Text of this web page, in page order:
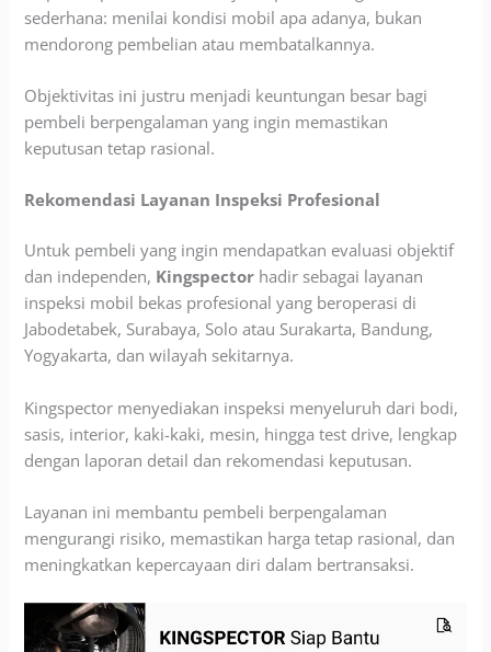
sederhana: menilai kondisi mobil apa adanya, bukan
mendorong pembelian atau membatalkannya.
Objektivitas ini justru menjadi keuntungan besar bagi
pembeli berpengalaman yang ingin memastikan
keputusan tetap rasional.
Rekomendasi Layanan Inspeksi Profesional
Untuk pembeli yang ingin mendapatkan evaluasi objektif
dan independen, Kingspector hadir sebagai layanan
inspeksi mobil bekas profesional yang beroperasi di
Jabodetabek, Surabaya, Solo atau Surakarta, Bandung,
Yogyakarta, dan wilayah sekitarnya.
Kingspector menyediakan inspeksi menyeluruh dari bodi,
sasis, interior, kaki-kaki, mesin, hingga test drive, lengkap
dengan laporan detail dan rekomendasi keputusan.
Layanan ini membantu pembeli berpengalaman
mengurangi risiko, memastikan harga tetap rasional, dan
meningkatkan kepercayaan diri dalam bertransaksi.